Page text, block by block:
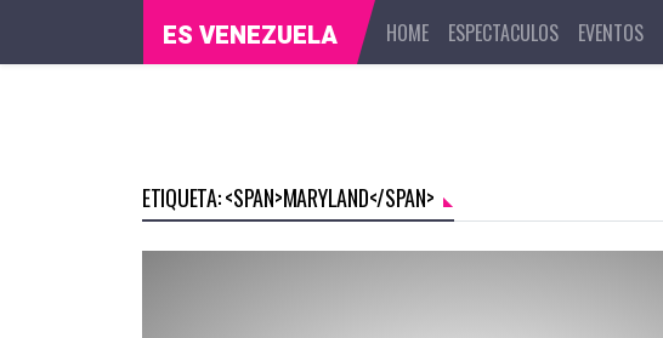
ES VENEZUELA HOME ESPECTACULOS EVENTOS
ETIQUETA: <SPAN>MARYLAND</SPAN>